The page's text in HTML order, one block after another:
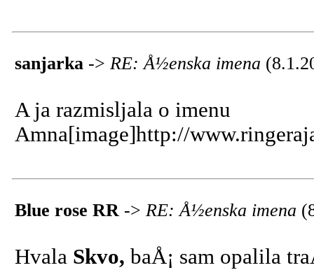
sanjarka -> RE: Å½enska imena
A ja razmisljala o imenu
Amna[image]http://
Blue rose RR -> RE: Å½enska imena
Hvala Skvo, baÅ¡ sam opalila